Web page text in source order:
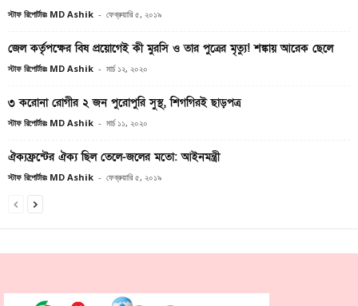
স্টাফ রিপোর্টারঃ MD Ashik - ফেব্রুয়ারি ৫, ২০১৯
জেল কর্তৃপক্ষের বিষ প্রয়োগেই কী মুরসি ও তার পুত্রের মৃত্যু! শঙ্কায় আরেক ছেলে
স্টাফ রিপোর্টারঃ MD Ashik - মার্চ ১২, ২০২০
৩ করোনা রোগীর ২ জন পুরোপুরি সুস্থ, শিগগিরই ছাড়পত্র
স্টাফ রিপোর্টারঃ MD Ashik - মার্চ ১১, ২০২০
ঐক্যফ্রন্টের ঐক্য ছিল তেলে-জলের মতো: আইনমন্ত্রী
স্টাফ রিপোর্টারঃ MD Ashik - ফেব্রুয়ারি ৫, ২০১৯